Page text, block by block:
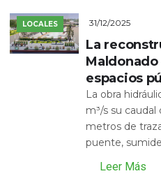
LOCALES 31/12/2025
La
espacios
La obra
m³/s su
metros de
puente,
Leer Más